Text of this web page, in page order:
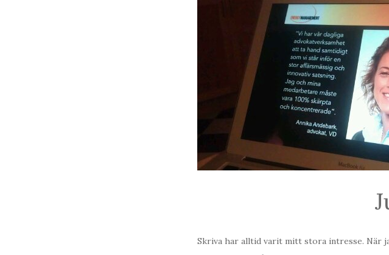
Skriva har alltid varit mitt stora intresse. När